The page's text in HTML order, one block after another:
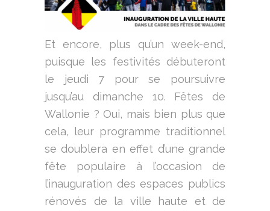
Et encore, plus qu’un week-end,
puisque les festivités débuteront
le jeudi 7 pour se poursuivre
jusqu’au dimanche 10. Fêtes de
Wallonie ? Oui, mais bien plus que
cela, leur programme traditionnel
se doublera en effet d’une grande
fête populaire à l’occasion de
l’inauguration des espaces publics
rénovés de la ville haute et de